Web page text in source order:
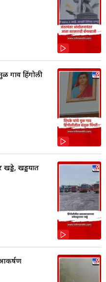
गाव हिंगोली
खड्डे, खड्डयात
आकर्षण